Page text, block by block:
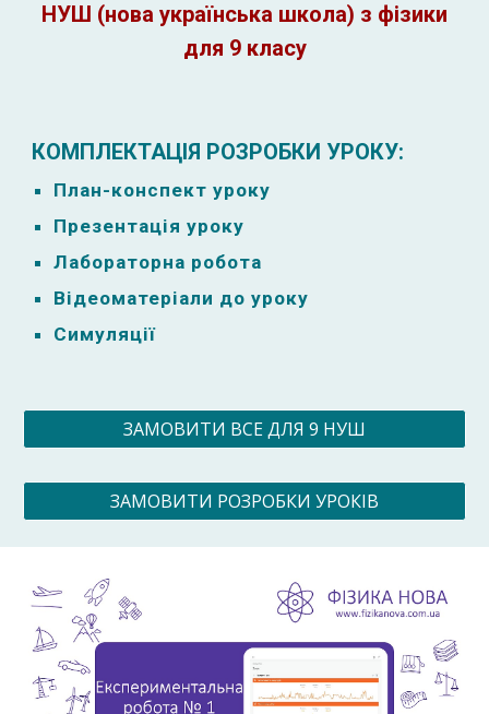
НУШ (нова українська школа) з фізики
для 9 класу
КОМПЛЕКТАЦІЯ РОЗРОБКИ УРОКУ:
План-конспект уроку
Презентація уроку
Лабораторна робота
Відеоматеріали до уроку
Симуляції
ЗАМОВИТИ ВСЕ ДЛЯ 9 НУШ
ЗАМОВИТИ РОЗРОБКИ УРОКІВ